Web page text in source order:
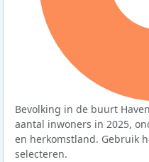
Bevolking in de buurt
aantal inwoners in 2025,
en herkomstland. Gebruik
selecteren.